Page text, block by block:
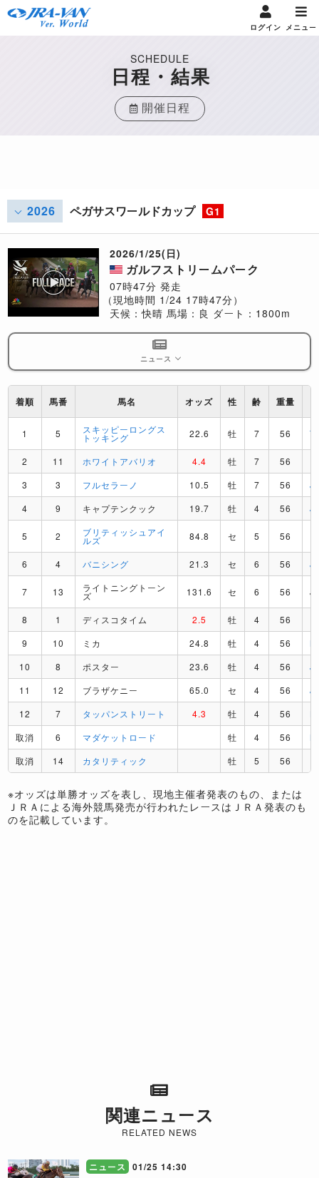
ログイン メニュー
SCHEDULE
日程・結果
開催日程
2026 ペガサスワールドカップ G1
2026/1/25(日)
ガルフストリームパーク
07時47分 発走
（現地時間 1/24 17時47分）
天候：快晴 馬場：良 ダート：1800m
ニュース
着順 馬番 馬名 オッズ 性 齢 重量
1 5 スキッピーロングス
トッキング 22.6 牡 7 56 T
2 11 ホワイトアバリオ 4.4 牡 7 56
3
3 フルセラーノ 10.5 牡 7 56
J
4
9 キャプテンクック 19.7 牡 4 56 J
5 2 ブリティッシュアイ
ルズ 84.8 セ 5 56
6 4 バニシング 21.3 セ 6 56 J
7 13 ライトニングトーン
ズ 131.6 セ 6 56 J
8 1 ディスコタイム 2.5 牡 4 56
9
10 ミカ 24.8 牡 4 56
10
8 ポスター 23.6 牡 4 56
J
11
12 ブラザケニー 65.0 セ 4 56
J
12
7 タッパンストリート 4.3 牡 4 56
取消
6 マダケットロード 牡 4 56
取消
14 カタリティック 牡 5 56
※オッズは単勝オッズを表し、現地主催者発表のもの、または
ＪＲＡによる海外競馬発売が行われたレースはＪＲＡ発表のも
のを記載しています。
関連ニュース
RELATED NEWS
ニュース 01/25 14:30